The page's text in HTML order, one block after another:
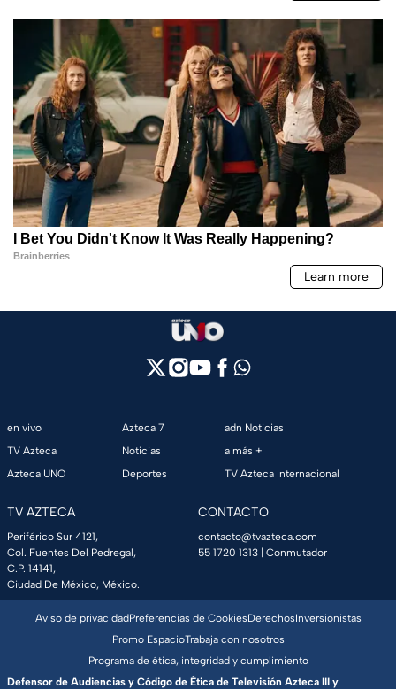
en vivo
TV Azteca
Azteca UNO
Azteca 7
Noticias
Deportes
adn Noticias
a más +
TV Azteca Internacional
TV AZTECA
Periférico Sur 4121,
Col. Fuentes Del Pedregal,
C.P. 14141,
Ciudad De México, México.
CONTACTO
contacto@tvazteca.com
55 1720 1313 | Conmutador
Aviso de privacidadPreferencias de CookiesDerechosInversionistas
Promo EspacioTrabaja con nosotros
Programa de ética, integridad y cumplimiento
Defensor de Audiencias y Código de Ética de Televisión Azteca III y